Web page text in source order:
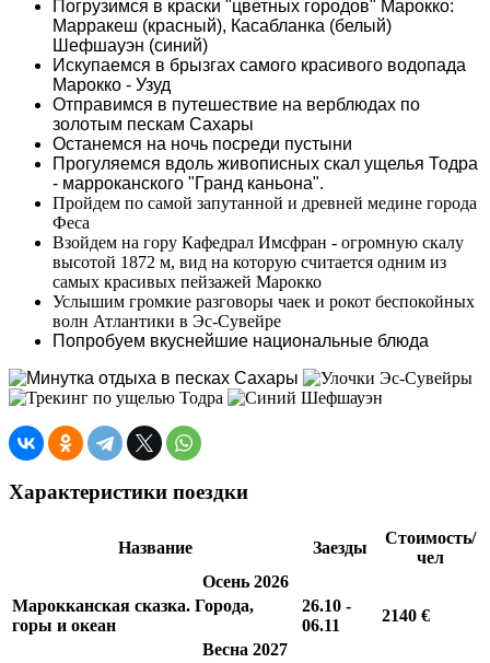
Погрузимся в краски "цветных городов" Марокко:
Марракеш (красный), Касабланка (белый)
Шефшауэн (синий)
Искупаемся в брызгах самого красивого водопада
Марокко - Узуд
Отправимся в путешествие на верблюдах по
золотым пескам Сахары
Останемся на ночь посреди пустыни
Прогуляемся вдоль живописных скал ущелья Тодра
- марроканского "Гранд каньона".
Пройдем по самой запутанной и древней медине города
Феса
Взойдем на гору Кафедрал Имсфран - огромную скалу
высотой 1872 м, вид на которую считается одним из
самых красивых пейзажей Марокко
Услышим громкие разговоры чаек и рокот беспокойных
волн Атлантики в Эс-Сувейре
Попробуем вкуснейшие национальные блюда
Характеристики поездки
Название Заезды
Стоимость/
чел
Осень 2026
Марокканская сказка. Города,
горы и океан
26.10 -
06.11
2140 €
Весна 2027